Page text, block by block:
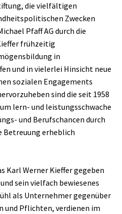
die vielfältigen
Zwecken
Pfaff AG durch die
frühzeitig
in
und in vielerlei Hinsicht neue
sozialen Engagements
sind die seit 1958
lern- und leistungsschwache
und Berufschancen durch
Betreuung erheblich
Karl Werner Kieffer gegeben
sein vielfach bewiesenes
als Unternehmer gegenüber
und Pflichten, verdienen im